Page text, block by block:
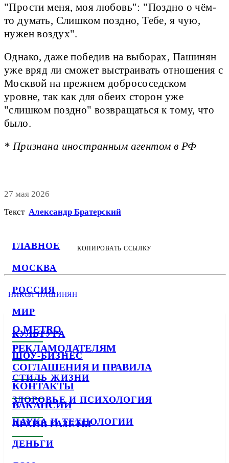
ГЛАВНОЕ
МОСКВА
РОССИЯ
МИР
КУЛЬТУРА
ШОУ-БИЗНЕС
СТИЛЬ ЖИЗНИ
ЗДОРОВЬЕ И ПСИХОЛОГИЯ
НАУКА И ТЕХНОЛОГИИ
ДЕНЬГИ
"Прости меня, моя любовь": "Поздно о чём-
то думать, Слишком поздно, Тебе, я чую,
нужен воздух".
Однако, даже победив на выборах, Пашинян
уже вряд ли сможет выстраивать отношения с
Москвой на прежнем добрососедском
уровне, так как для обеих сторон уже
"слишком поздно" возвращаться к тому, что
было.
* Признана иностранным агентом в РФ
27 мая 2026
Текст Александр Братерский
КОПИРОВАТЬ ССЫЛКУ
НИКОЛ ПАШИНЯН
О METRO
РЕКЛАМОДАТЕЛЯМ
СОГЛАШЕНИЯ И ПРАВИЛА
КОНТАКТЫ
ВАКАНСИИ
АРХИВ ГАЗЕТЫ